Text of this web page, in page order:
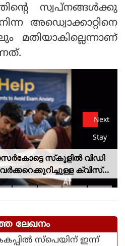
സ്വപ്‌നങ്ങൾക്കു
അഡ്വൊക്കാറ്റിനെ
മതിയാകില്ലെന്നാണ്
Next
Stay
സ്‌കൂളില്‍ വിഡി
ക്വിസ്
അന്വേഷണത്തിന്
ലേഖനം
സ്പെയിന് ഇന്ന്